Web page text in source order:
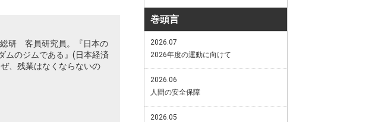
研 客員研究員。『日本の
ムのジムである』(日本経済
、残業はなくならないの
巻頭言
2026.07
2026年度の運動に向けて
2026.06
人間の安全保障
2026.05